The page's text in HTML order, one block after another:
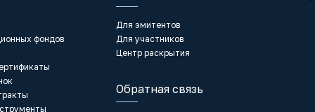
фондов
Для эмитентов
Для участников
Центр раскрытия
Обратная связь